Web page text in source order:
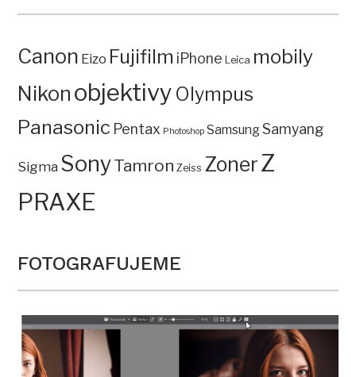
Canon Eizo Fujifilm iPhone Leica mobily
Nikon objektivy Olympus
Panasonic Pentax Photoshop SamsungSamyang
Sigma SonyTamron Zeiss ZonerZ
PRAXE
FOTOGRAFUJEME